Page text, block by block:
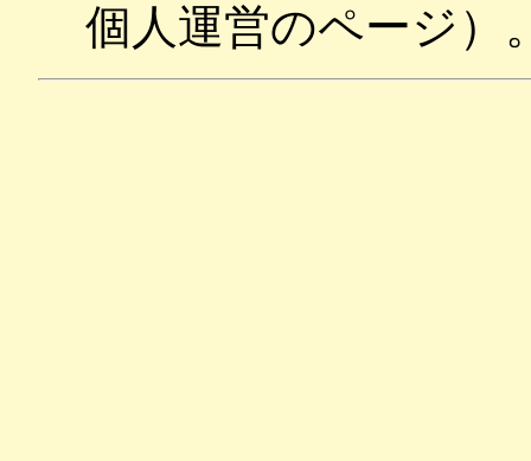
個人運営のページ）